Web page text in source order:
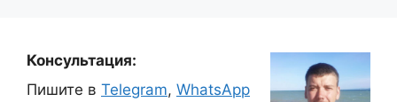
Консультация:
Пишите в Telegram, WhatsApp